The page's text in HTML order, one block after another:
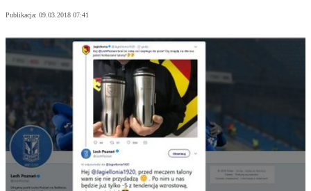
Publikacja: 09.03.2018 07:41